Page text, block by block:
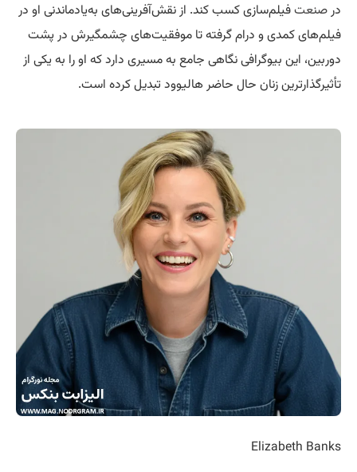
درصنعتفیلم‌سازی کسب کند. از نقش‌آفرینی‌های به‌یادماندنی او در
فیلم‌های کمدی و درام گرفته تا موفقیت‌های چشمگیرش در پشت
دوربین، این بیوگرافی نگاهی جامع به مسیری دارد که او را به یکی از
تأثیرگذارترین زنان حال حاضر هالیوود تبدیل کرده است.
Elizabeth Banks